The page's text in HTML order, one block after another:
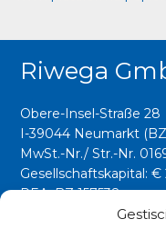
Riwega
Obere-Insel-Straße 28
I-39044 Neumarkt
MwSt.-Nr./ Str.-Nr.
Gesellschaftskapital:
REA: BZ 157538
info@riwega.com